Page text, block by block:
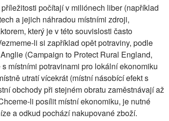
počítají v miliónech liber (například
a jejich náhradou místními zdroji,
který je v této souvislosti často
li si zapříklad opět potraviny, podle
(Campaign to Protect Rural England,
místními potravinami pro lokální ekonomiku
utratí vícekrát (místní násobící efekt s
obchody při stejném obratu zaměstnávají až
li posílit místní ekonomiku, je nutné
a odkud pochází nakupované zboží.